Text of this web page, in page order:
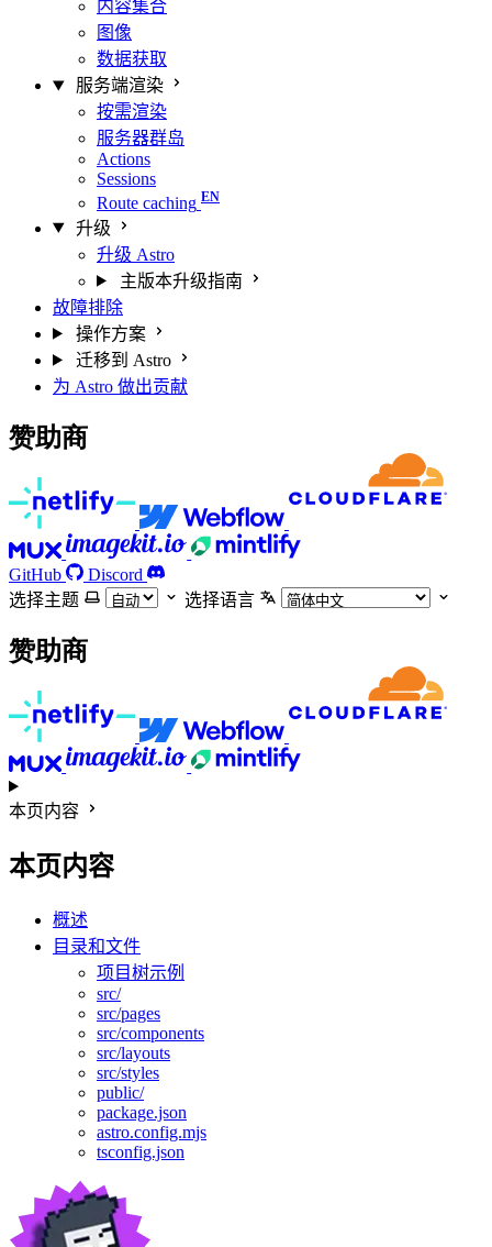
内容集合
图像
数据获取
服务端渲染
按需渲染
服务器群岛
Actions
Sessions
Route caching
升级
升级 Astro
主版本升级指南
故障排除
操作方案
迁移到 Astro
为 Astro 做出贡献
赞助商
GitHub
Discord
选择主题
选择语言
赞助商
本页内容
本页内容
概述
目录和文件
项目树示例
src/
src/pages
src/components
src/layouts
src/styles
public/
package.json
astro.config.mjs
tsconfig.json